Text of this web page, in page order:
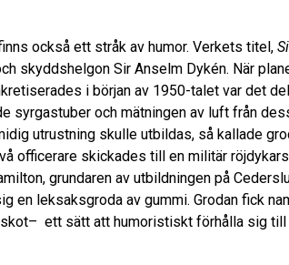
också ett stråk av humor. Verkets titel,
skyddshelgon Sir Anselm Dykén. När
i början av 1950-talet var det
syrgastuber och mätningen av luft från
utrustning skulle utbildas, så kallade
officerare skickades till en militär
grundaren av utbildningen på
en leksaksgroda av gummi. Grodan fick
ett sätt att humoristiskt förhålla sig